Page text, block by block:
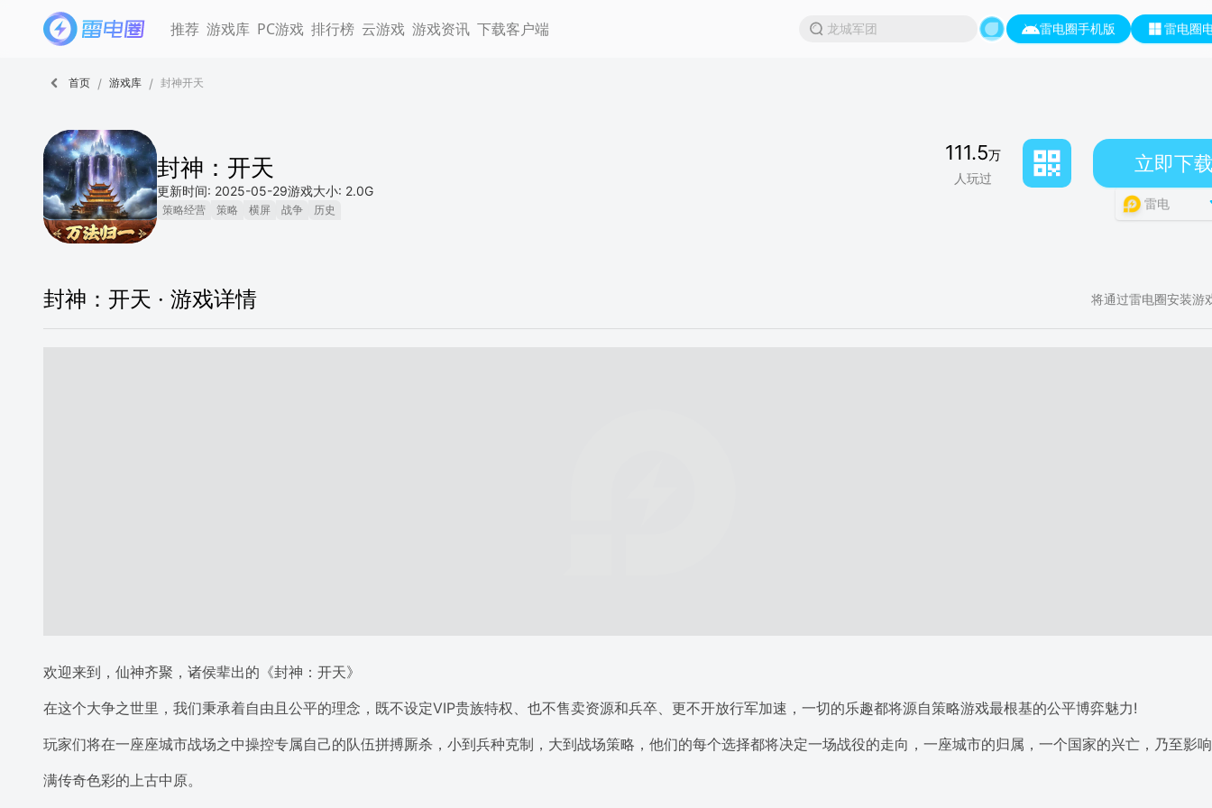
推荐 游戏库 PC游戏 排行榜 云游戏 游戏资讯 下载客户端 雷电圈手机版 雷电圈
首页 / 游戏库 / 封神开天
封神：开天
更新时间: 2025-05-29游戏大小: 2.0G
策略经营 策略 横屏 战争 历史
111.5万
人玩过
立即下
雷电
封神：开天 · 游戏详情 将通过雷电圈安装游
欢迎来到，仙神齐聚，诸侯辈出的《封神：开天》
在这个大争之世里，我们秉承着自由且公平的理念，既不设定VIP贵族特权、也不售卖资源和兵卒、更不开放行军加速，一切的乐趣都将源自策略游戏最根基的公平博弈魅力!
玩家们将在一座座城市战场之中操控专属自己的队伍拼搏厮杀，小到兵种克制，大到战场策略，他们的每个选择都将决定一场战役的走向，一座城市的归属，一个国家的兴亡，乃至影
满传奇色彩的上古中原。